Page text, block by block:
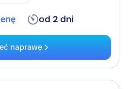
od 2 dni
naprawę